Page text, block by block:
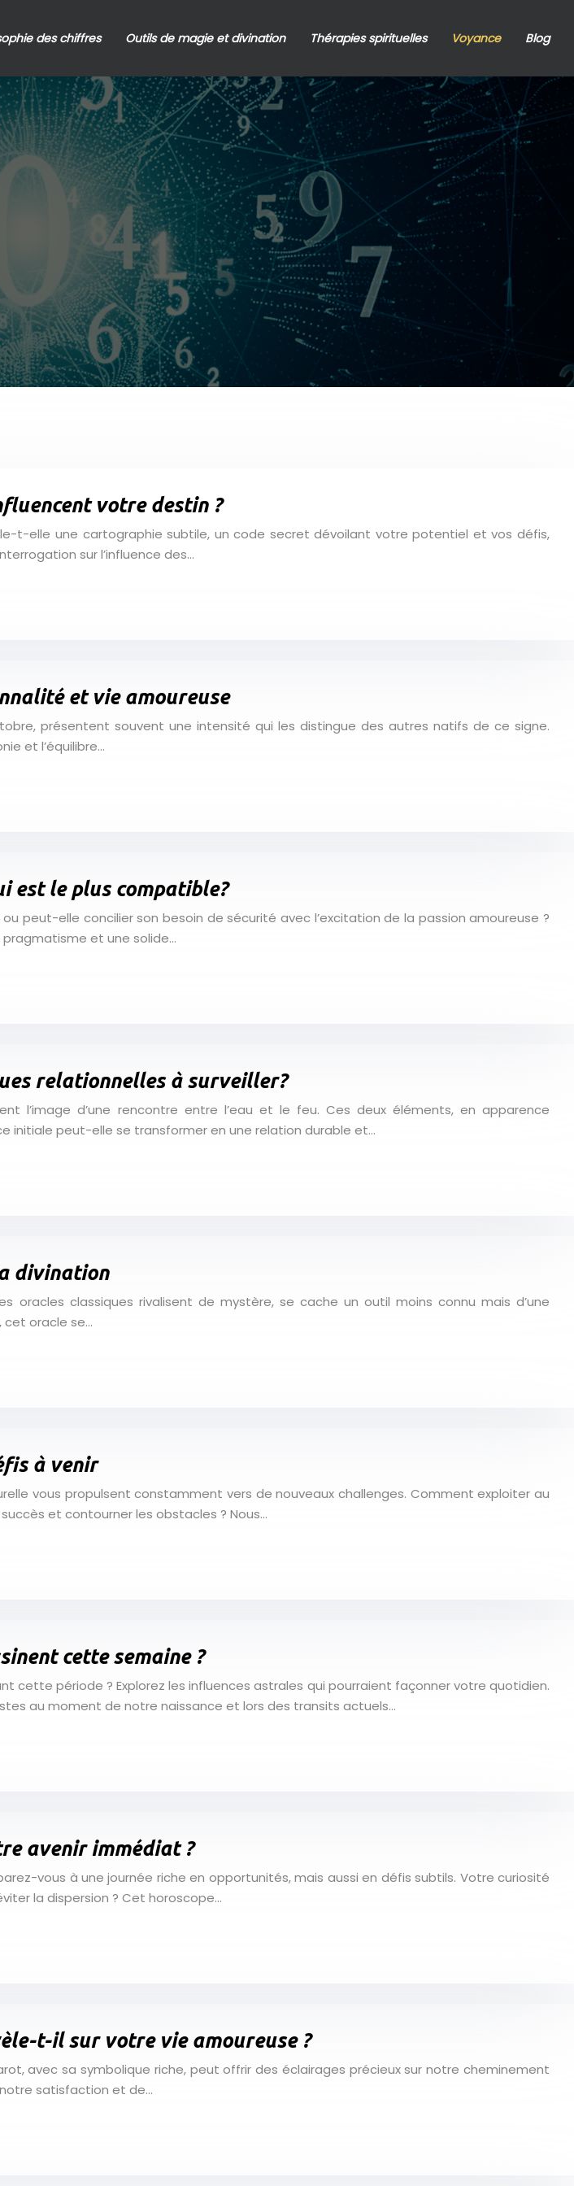
des chiffres Outils de magie et divination Thérapies spirituelles Voyance Blog
votre destin ?
t-elle une cartographie subtile, un code secret dévoilant votre potentiel et vos défis,
sur l’influence des…
et vie amoureuse
présentent souvent une intensité qui les distingue des autres natifs de ce signe.
et l’équilibre…
est le plus compatible?
peut-elle concilier son besoin de sécurité avec l’excitation de la passion amoureuse ?
pragmatisme et une solide…
relationnelles à surveiller?
l’image d’une rencontre entre l’eau et le feu. Ces deux éléments, en apparence
initiale peut-elle se transformer en une relation durable et…
divination
classiques rivalisent de mystère, se cache un outil moins connu mais d’une
cet oracle se…
à venir
vous propulsent constamment vers de nouveaux challenges. Comment exploiter au
et contourner les obstacles ? Nous…
cette semaine ?
période ? Explorez les influences astrales qui pourraient façonner votre quotidien.
au moment de notre naissance et lors des transits actuels…
avenir immédiat ?
vous à une journée riche en opportunités, mais aussi en défis subtils. Votre curiosité
la dispersion ? Cet horoscope…
t-il sur votre vie amoureuse ?
avec sa symbolique riche, peut offrir des éclairages précieux sur notre cheminement
satisfaction et de…